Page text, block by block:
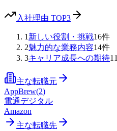
入社理由 TOP3
1 新しい役割・挑戦16件
2魅力的な業務内容14件
3キャリア成長への期待11
主な転職元
AppBrew(2)
電通デジタル
Amazon
主な転職先